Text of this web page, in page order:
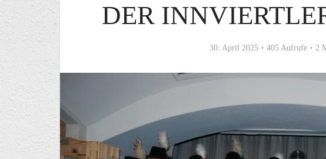
DER
30. April 2025 405 Aufrufe 2